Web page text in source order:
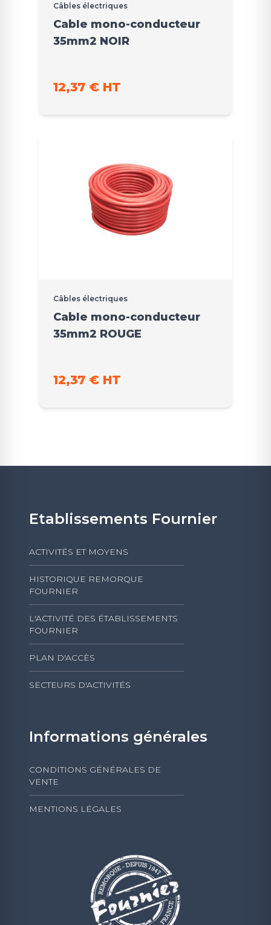
Câbles électriques
Cable mono-conducteur
35mm2 NOIR
12,37 € HT
Câbles électriques
Cable mono-conducteur
35mm2 ROUGE
12,37 € HT
Etablissements Fournier
ACTIVITÉS ET MOYENS
HISTORIQUE REMORQUE
FOURNIER
L'ACTIVITÉ DES ÉTABLISSEMENTS
FOURNIER
PLAN D'ACCÈS
SECTEURS D'ACTIVITÉS
Informations générales
CONDITIONS GÉNÉRALES DE
VENTE
MENTIONS LÉGALES